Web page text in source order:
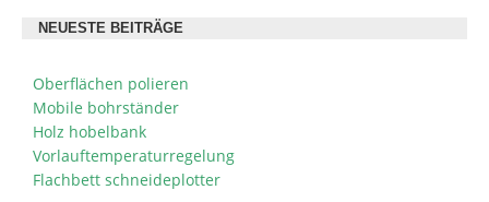
NEUESTE BEITRÄGE
Oberflächen polieren
Mobile bohrständer
Holz hobelbank
Vorlauftemperaturregelung
Flachbett schneideplotter